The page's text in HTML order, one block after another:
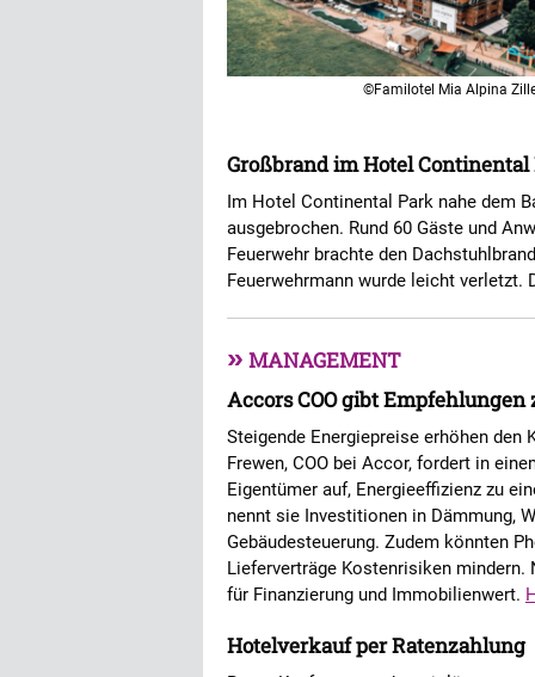
©Familotel Mia Alpina
Großbrand im Hotel
Im Hotel Continental Park nahe dem
ausgebrochen. Rund 60 Gäste und
Feuerwehr brachte den
Feuerwehrmann wurde leicht
» MANAGEMENT
Accors COO gibt
Steigende Energiepreise erhöhen
Frewen, COO bei Accor, fordert in
Eigentümer auf, Energieeffizienz zu
nennt sie Investitionen in Dämmung,
Gebäudesteuerung. Zudem könnten
Lieferverträge Kostenrisiken
für Finanzierung und Immobilienwert.
Hotelverkauf per Ratenzahlung